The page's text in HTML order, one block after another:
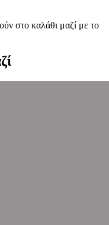
στο καλάθι μαζί με το